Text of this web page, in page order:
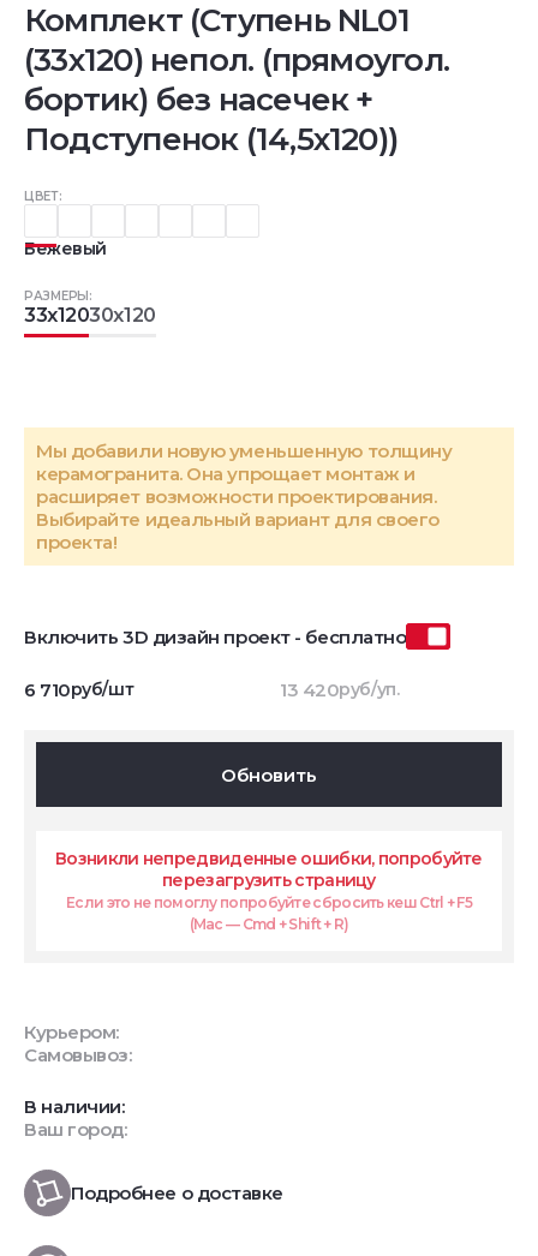
Комплект (Ступень NL01
(33x120) непол. (прямоугол.
бортик) без насечек +
Подступенок (14,5x120))
ЦВЕТ:
Бежевый
РАЗМЕРЫ:
33x12030x120
Мы добавили новую уменьшенную толщину
керамогранита. Она упрощает монтаж и
расширяет возможности проектирования.
Выбирайте идеальный вариант для своего
проекта!
Включить 3D дизайн проект - бесплатно
6 710руб/шт 13 420руб/уп.
Обновить
Возникли непредвиденные ошибки, попробуйте
перезагрузить страницу
Если это не помоглу попробуйте сбросить кеш Ctrl + F5
(Mac — Cmd + Shift + R)
Курьером:
Самовывоз:
В наличии:
Ваш город:
Подробнее о доставке